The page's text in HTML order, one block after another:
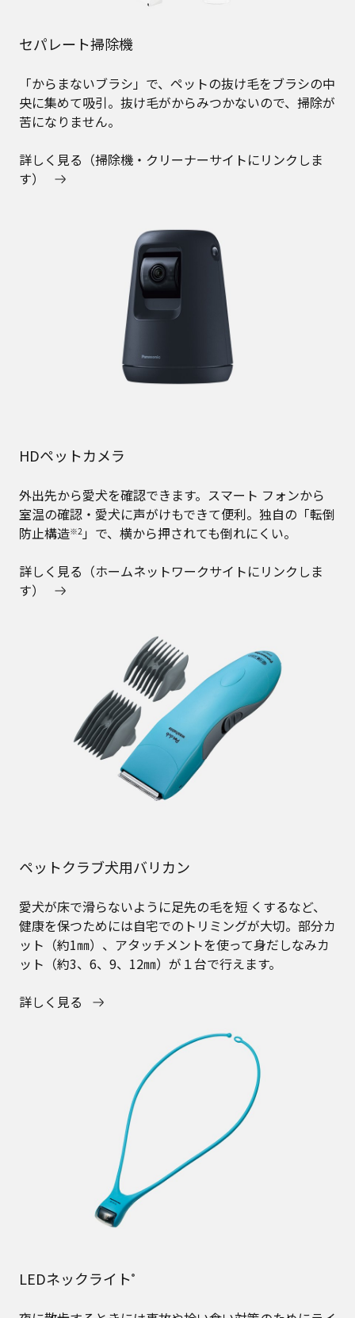
セパレート掃除機
「からまないブラシ」で、ペットの抜け毛をブラシの中
央に集めて吸引。抜け毛がからみつかないので、掃除が
苦になりません。
詳しく見る（掃除機・クリーナーサイトにリンクしま
す）
HDペットカメラ
外出先から愛犬を確認できます。スマート フォンから
室温の確認・愛犬に声がけもできて便利。独自の「転倒
防止構造※2 」で、横から押されても倒れにくい。
詳しく見る（ホームネットワークサイトにリンクしま
す）
ペットクラブ犬用バリカン
愛犬が床で滑らないように足先の毛を短 くするなど、
健康を保つためには自宅でのトリミングが大切。部分カ
ット（約1㎜）、アタッチメントを使って身だしなみカ
ット（約3、6、9、12㎜）が１台で行えます。
詳しく見る
LEDネックライト ®